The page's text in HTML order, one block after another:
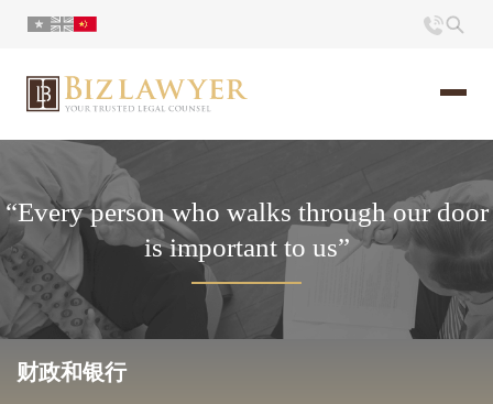
简介
小册
时评
“Every person who walks through our door
is important to us”